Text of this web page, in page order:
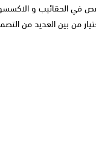
من بين العديد من